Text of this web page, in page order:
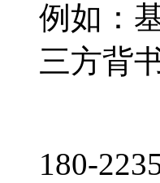
例如：
三方背
180-